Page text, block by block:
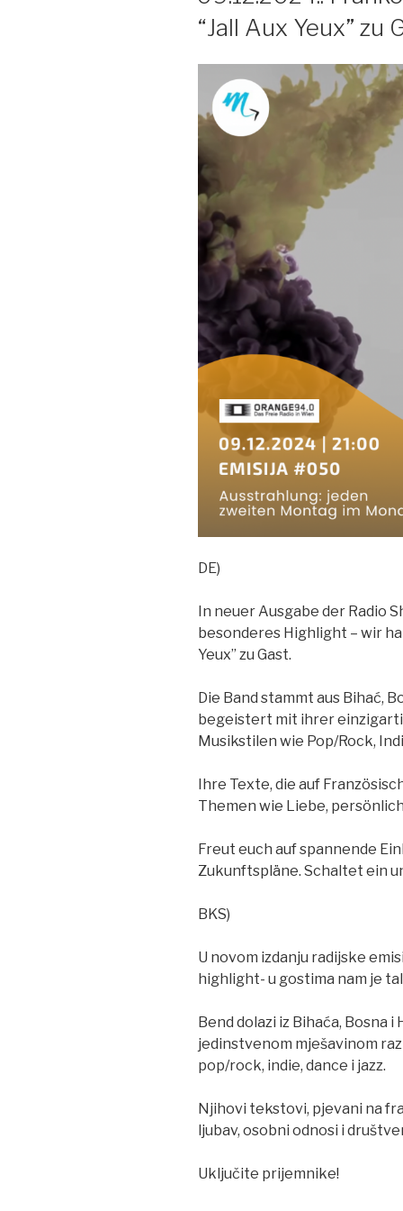
o
o
k
“Jall Aux Yeux” zu
DE)
In neuer Ausgabe der Radio
besonderes Highlight – wir
Yeux” zu Gast.
Die Band stammt aus Bihać,
begeistert mit ihrer
Musikstilen wie Pop/Rock,
Ihre Texte, die auf
Themen wie Liebe,
Freut euch auf spannende
Zukunftspläne. Schaltet ein
BKS)
U novom izdanju radijske
highlight- u gostima nam je
Bend dolazi iz Bihaća, Bosna
jedinstvenom mješavinom
pop/rock, indie, dance i jazz.
Njihovi tekstovi, pjevani na
ljubav, osobni odnosi i
Uključite prijemnike!